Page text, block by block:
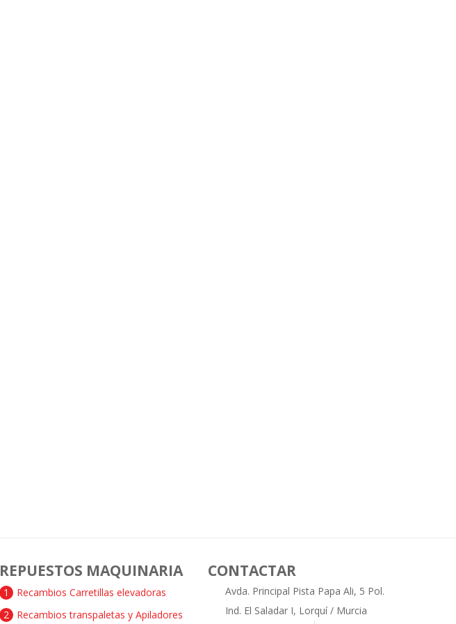
REPUESTOS MAQUINARIA
Recambios Carretillas elevadoras
1
Recambios transpaletas y Apiladores
2
CONTACTAR
Avda. Principal Pista Papa Ali, 5 Pol.
Ind. El Saladar I, Lorquí / Murcia